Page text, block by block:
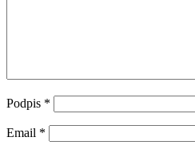
Podpis *
Email *